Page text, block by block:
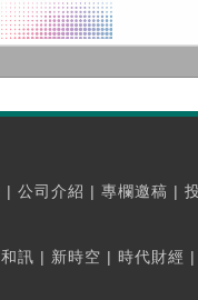
| 公司介紹 | 專欄邀稿 |
和訊 | 新時空 | 時代財經 |